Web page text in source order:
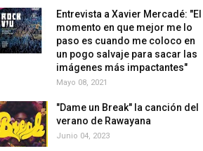
Entrevista a Xavier Mercadé: "El
momento en que mejor me lo
paso es cuando me coloco en
un pogo salvaje para sacar las
imágenes más impactantes"
Mayo 08, 2021
"Dame un Break" la canción del
verano de Rawayana
Junio 04, 2023